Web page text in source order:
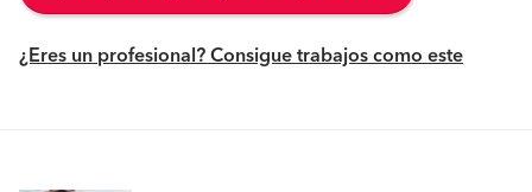
¿Eres un profesional? Consigue trabajos como este